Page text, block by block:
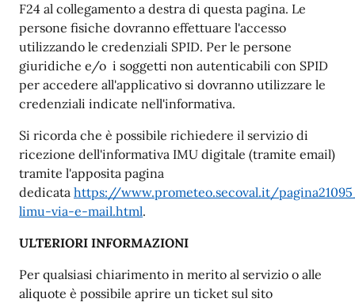
F24 al collegamento a destra di questa pagina. Le
persone fisiche dovranno effettuare l'accesso
utilizzando le credenziali SPID. Per le persone
giuridiche e/o i soggetti non autenticabili con SPID
per accedere all'applicativo si dovranno utilizzare le
credenziali indicate nell'informativa.
Si ricorda che è possibile richiedere il servizio di
ricezione dell'informativa IMU digitale (tramite email)
tramite l'apposita pagina
dedicata https://www.prometeo.secoval.it/
limu-via-e-mail.html.
ULTERIORI INFORMAZIONI
Per qualsiasi chiarimento in merito al servizio o alle
aliquote è possibile aprire un ticket sul sito